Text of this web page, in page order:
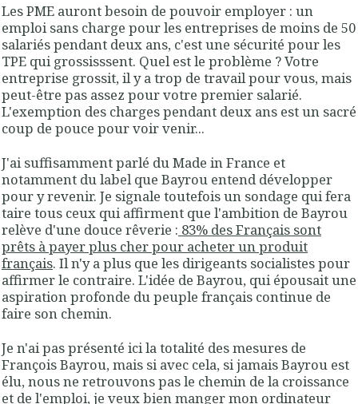
Les PME auront besoin de pouvoir employer : un
emploi sans charge pour les entreprises de moins de 50
salariés pendant deux ans, c'est une sécurité pour les
TPE qui grossisssent. Quel est le problème ? Votre
entreprise grossit, il y a trop de travail pour vous, mais
peut-être pas assez pour votre premier salarié.
L'exemption des charges pendant deux ans est un sacré
coup de pouce pour voir venir...
J'ai suffisamment parlé du Made in France et
notamment du label que Bayrou entend développer
pour y revenir. Je signale toutefois un sondage qui fera
taire tous ceux qui affirment que l'ambition de Bayrou
relève d'une douce rêverie : 83% des Français sont
prêts à payer plus cher pour acheter un produit
français. Il n'y a plus que les dirigeants socialistes pour
affirmer le contraire. L'idée de Bayrou, qui épousait une
aspiration profonde du peuple français continue de
faire son chemin.
Je n'ai pas présenté ici la totalité des mesures de
François Bayrou, mais si avec cela, si jamais Bayrou est
élu, nous ne retrouvons pas le chemin de la croissance
et de l'emploi, je veux bien manger mon ordinateur